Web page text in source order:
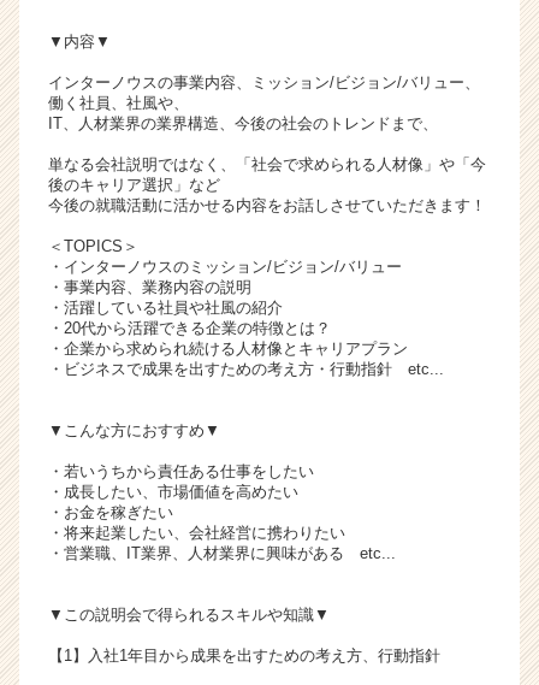
イ
チ
キ
ャ
（C
h
e
e
r
a
e
e
r）
▼内容▼
インターノウスの事業内容、ミッション/ビジョン/バリュー、
働く社員、社風や、
IT、人材業界の業界構造、今後の社会のトレンドまで、
単なる会社説明ではなく、「社会で求められる人材像」や「今
後のキャリア選択」など
今後の就職活動に活かせる内容をお話しさせていただきます！
＜TOPICS＞
・インターノウスのミッション/ビジョン/バリュー
・事業内容、業務内容の説明
・活躍している社員や社風の紹介
・20代から活躍できる企業の特徴とは？
・企業から求められ続ける人材像とキャリアプラン
・ビジネスで成果を出すための考え方・行動指針 etc...
▼こんな方におすすめ▼
・若いうちから責任ある仕事をしたい
・成長したい、市場価値を高めたい
・お金を稼ぎたい
・将来起業したい、会社経営に携わりたい
・営業職、IT業界、人材業界に興味がある etc...
▼この説明会で得られるスキルや知識▼
【1】入社1年目から成果を出すための考え方、行動指針